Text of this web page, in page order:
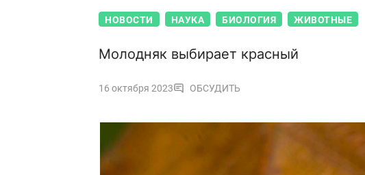
НОВОСТИ НАУКА БИОЛОГИЯ ЖИВОТНЫЕ
Молодняк выбирает красный
16 октября 2023 ОБСУДИТЬ